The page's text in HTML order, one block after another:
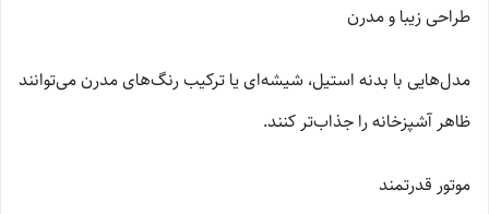
طراحی زیبا و مدرن
مدل‌هایی با بدنه استیل، شیشه‌ای یا ترکیب رنگ‌های مدرن می‌توانند
ظاهر آشپزخانه را جذاب‌تر کنند.
موتور قدرتمند